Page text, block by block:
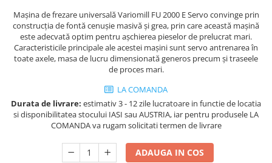
Masini de gaurit cu coloana si
curea de distributie
Masini de gaurit cu masa
Masini de gaurit cu stand si
Masini de gaurit radiale
Masini de gaurit si frezat
Masini de gaurit cu freza
Centre de prelucrare verticale CNC
Maşina de frezare universală Variomill FU 2000 E Servo convinge prin
construcţia de fontă cenuşie masivă şi grea, prin care această maşină
este adecvată optim pentru aşchierea pieselor de prelucrat mari.
Caracteristicile principale ale acestei maşini sunt servo antrenarea în
toate axele, masa de lucru dimensionată generos precum şi traseele
de proces mari.
LA COMANDA
Durata de livrare: estimativ 3 - 12 zile lucratoare in functie de locatia
si disponibilitatea stocului IASI sau AUSTRIA, iar pentru produsele LA
COMANDA va rugam solicitati termen de livrare
ADAUGA IN COS